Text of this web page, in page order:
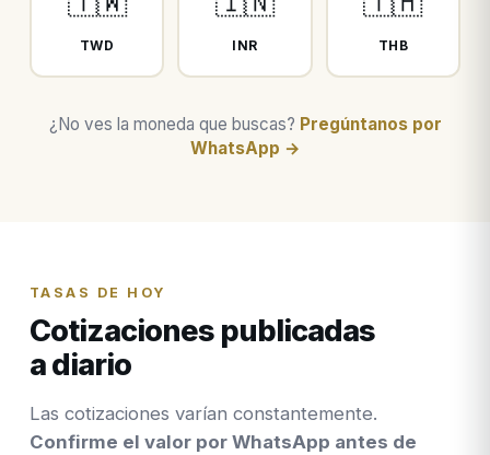
TWD INR THB
¿No ves la moneda que buscas? Pregúntanos por
WhatsApp →
TASAS DE HOY
Cotizaciones publicadas
a diario
Las cotizaciones varían constantemente.
Confirme el valor por WhatsApp antes de